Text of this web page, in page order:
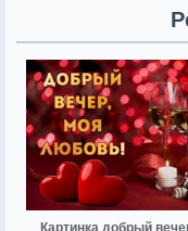
Картинка добрый